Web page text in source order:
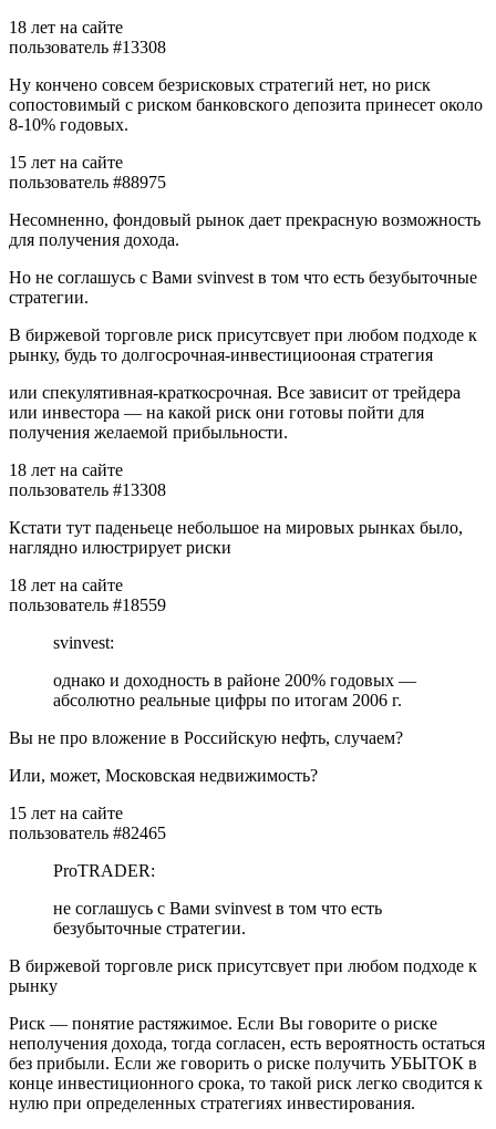
18 лет на сайте
пользователь #13308
Ну кончено совсем безрисковых стратегий нет, но риск
сопостовимый с риском банковского депозита принесет около
8-10% годовых.
15 лет на сайте
пользователь #88975
Несомненно, фондовый рынок дает прекрасную возможность
для получения дохода.
Но не соглашусь с Вами svinvest в том что есть безубыточные
стратегии.
В биржевой торговле риск присутсвует при любом подходе к
рынку, будь то долгосрочная-инвестициооная стратегия
или спекулятивная-краткосрочная. Все зависит от трейдера
или инвестора — на какой риск они готовы пойти для
получения желаемой прибыльности.
18 лет на сайте
пользователь #13308
Кстати тут паденьеце небольшое на мировых рынках было,
наглядно илюстрирует риски
18 лет на сайте
пользователь #18559
svinvest:
однако и доходность в районе 200% годовых —
абсолютно реальные цифры по итогам 2006 г.
Вы не про вложение в Российскую нефть, случаем?
Или, может, Московская недвижимость?
15 лет на сайте
пользователь #82465
ProTRADER:
не соглашусь с Вами svinvest в том что есть
безубыточные стратегии.
В биржевой торговле риск присутсвует при любом подходе к
рынку
Риск — понятие растяжимое. Если Вы говорите о риске
неполучения дохода, тогда согласен, есть вероятность остаться
без прибыли. Если же говорить о риске получить УБЫТОК в
конце инвестиционного срока, то такой риск легко сводится к
нулю при определенных стратегиях инвестирования.